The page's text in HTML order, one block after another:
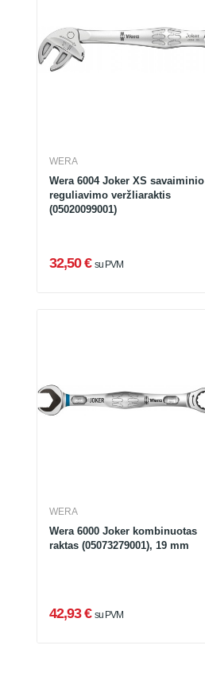
WERA
Wera 6004 Joker XS savaiminio
reguliavimo veržliaraktis
(05020099001)
32,50 € su PVM
WERA
Wera 6000 Joker kombinuotas
raktas (05073279001), 19 mm
42,93 € su PVM